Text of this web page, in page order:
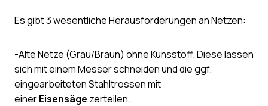
Es gibt 3 wesentliche Herausforderungen an Netzen:
-Alte Netze (Grau/Braun) ohne Kunsstoff. Diese lassen
sich mit einem Messer schneiden und die ggf.
eingearbeiteten Stahltrossen mit
einerEisensäge zerteilen.